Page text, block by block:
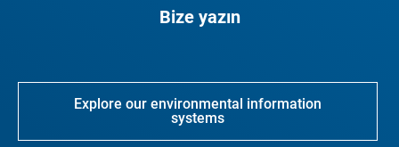
Bize yazın
Explore our environmental information
systems